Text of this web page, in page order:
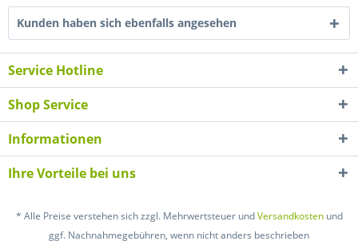
Kunden haben sich ebenfalls angesehen
Service Hotline
Shop Service
Informationen
Ihre Vorteile bei uns
* Alle Preise verstehen sich zzgl. Mehrwertsteuer undVersandkostenund
ggf. Nachnahmegebühren, wenn nicht anders beschrieben